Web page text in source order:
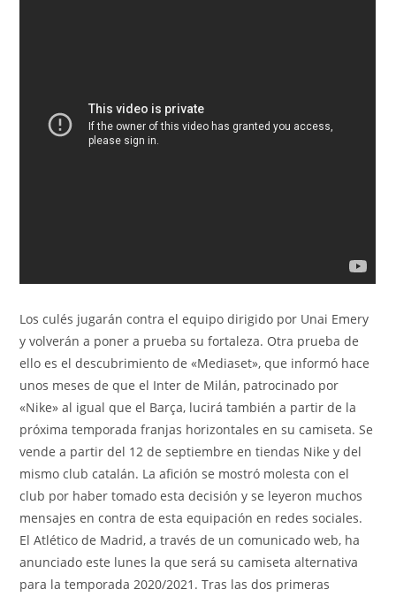
Los culés jugarán contra el equipo dirigido por Unai Emery
y volverán a poner a prueba su fortaleza. Otra prueba de
ello es el descubrimiento de «Mediaset», que informó hace
unos meses de que el Inter de Milán, patrocinado por
«Nike» al igual que el Barça, lucirá también a partir de la
próxima temporada franjas horizontales en su camiseta. Se
vende a partir del 12 de septiembre en tiendas Nike y del
mismo club catalán. La afición se mostró molesta con el
club por haber tomado esta decisión y se leyeron muchos
mensajes en contra de esta equipación en redes sociales.
El Atlético de Madrid, a través de un comunicado web, ha
anunciado este lunes la que será su camiseta alternativa
para la temporada 2020/2021. Tras las dos primeras